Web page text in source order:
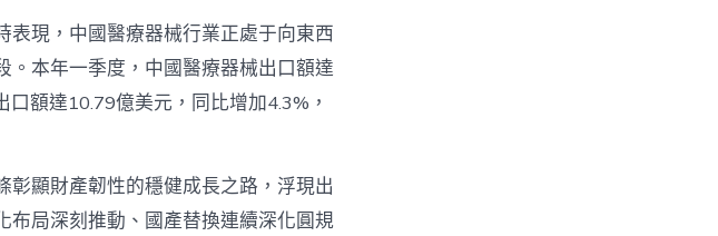
表現，中國醫療器械行業正處于向東西
。本年一季度，中國醫療器械出口額達
額達10.79億美元，同比增加4.3%，
顯財產韌性的穩健成長之路，浮現出
布局深刻推動、國產替換連續深化圓規